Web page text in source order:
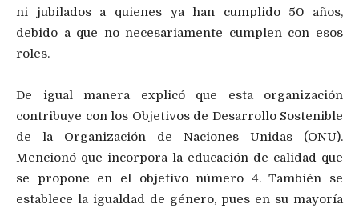
ni jubilados a quienes ya han cumplido 50 años,
debido a que no necesariamente cumplen con esos
roles.
De igual manera explicó que esta organización
contribuye con los Objetivos de Desarrollo Sostenible
de la Organización de Naciones Unidas (ONU).
Mencionó que incorpora la educación de calidad que
se propone en el objetivo número 4. También se
establece la igualdad de género, pues en su mayoría